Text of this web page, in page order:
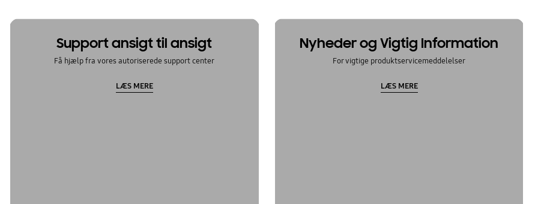
Support ansigt til ansigt
Få hjælp fra vores autoriserede support center
LÆS MERE
Nyheder og Vigtig Information
For vigtige produktservicemeddelelser
LÆS MERE